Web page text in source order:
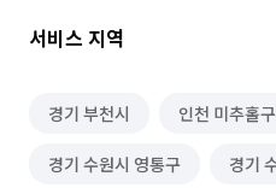
서비스 지역
경기 부천시 인천 미추홀구
경기 수원시 영통구 경기